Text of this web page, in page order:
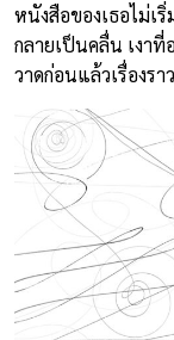
หนังสือของเธอไม่เริ่
กลายเป็นคลื่น เงาที่
วาดก่อนแล้วเรื่องร